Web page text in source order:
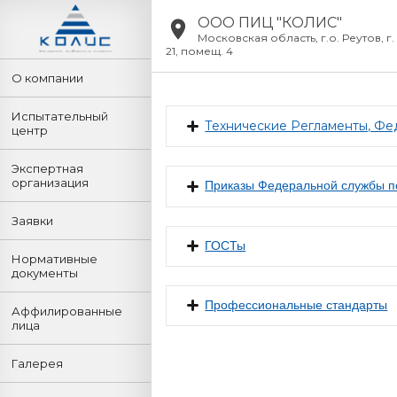
О компании
Испытательный
центр
Экспертная
организация
Заявки
Нормативные
документы
Аффилированные
лица
Галерея
ООО ПИЦ "КОЛИС"
Московская область, г.о. Реутов,
21, помещ. 4
Технические Регламенты,
Приказы Федеральной службы
ГОСТы
Профессиональные стандарты